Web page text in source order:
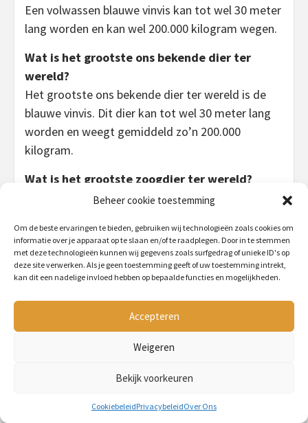
Beheer cookie toestemming
Om de beste ervaringen te bieden, gebruiken wij technologieën zoals cookies om
informatie over je apparaat op te slaan en/of te raadplegen. Door in te stemmen
met deze technologieën kunnen wij gegevens zoals surfgedrag of unieke ID's op
deze site verwerken. Als je geen toestemming geeft of uw toestemming intrekt,
kan dit een nadelige invloed hebben op bepaalde functies en mogelijkheden.
Accepteren
Weigeren
Bekijk voorkeuren
CookiebeleidPrivacybeleidOver Ons
Een volwassen blauwe vinvis kan tot wel 30 meter
lang worden en kan wel 200.000 kilogram wegen.
Wat is het grootste ons bekende dier ter
wereld?
Het grootste ons bekende dier ter wereld is de
blauwe vinvis. Dit dier kan tot wel 30 meter lang
worden en weegt gemiddeld zo’n 200.000
kilogram.
Wat is het grootste zoogdier ter wereld?
De blauwe vinvis is het grootste zoogdier ter
en weegt gemiddeld zo’n 200.000 kilogram.
Wat is het grootste wezen ooit geleefd?
Het grootste wezen ooit geleefd is de blauwe
vinvis. Dit dier kan tot wel 30 meter lang worden
en weegt gemiddeld zo’n 200.000 kilogram.
GROOTSTE DIEREN TER WERELD
Deze 10 dieren zijn het slimst: Een